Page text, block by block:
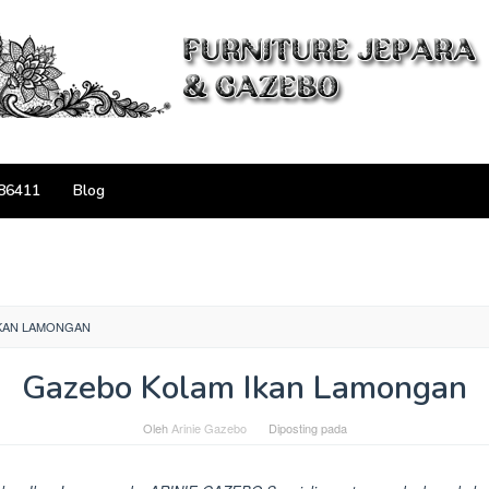
Blog
LAMONGAN
Gazebo Kolam Ikan Lamongan
Oleh Arinie Gazebo Diposting pada